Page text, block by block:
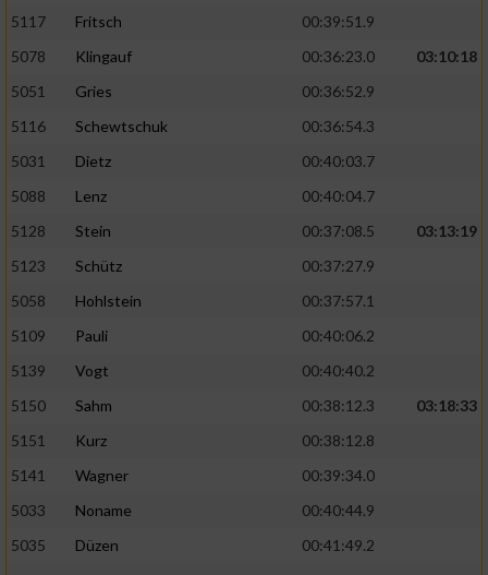
5117
Fritsch
00:39:51.9
5078
Klingauf 00:36:23.0
03:10:18
5051
Gries
00:36:52.9
5116
Schewtschuk
00:36:54.3
5031
Dietz
00:40:03.7
5088
Lenz
00:40:04.7
5128
Stein 00:37:08.5
03:13:19
5123
Schütz
00:37:27.9
5058
Hohlstein
00:37:57.1
5109
Pauli
00:40:06.2
5139
Vogt
00:40:40.2
5150
Sahm 00:38:12.3
03:18:33
5151
Kurz
00:38:12.8
5141
Wagner
00:39:34.0
5033
Noname
00:40:44.9
5035
Düzen
00:41:49.2